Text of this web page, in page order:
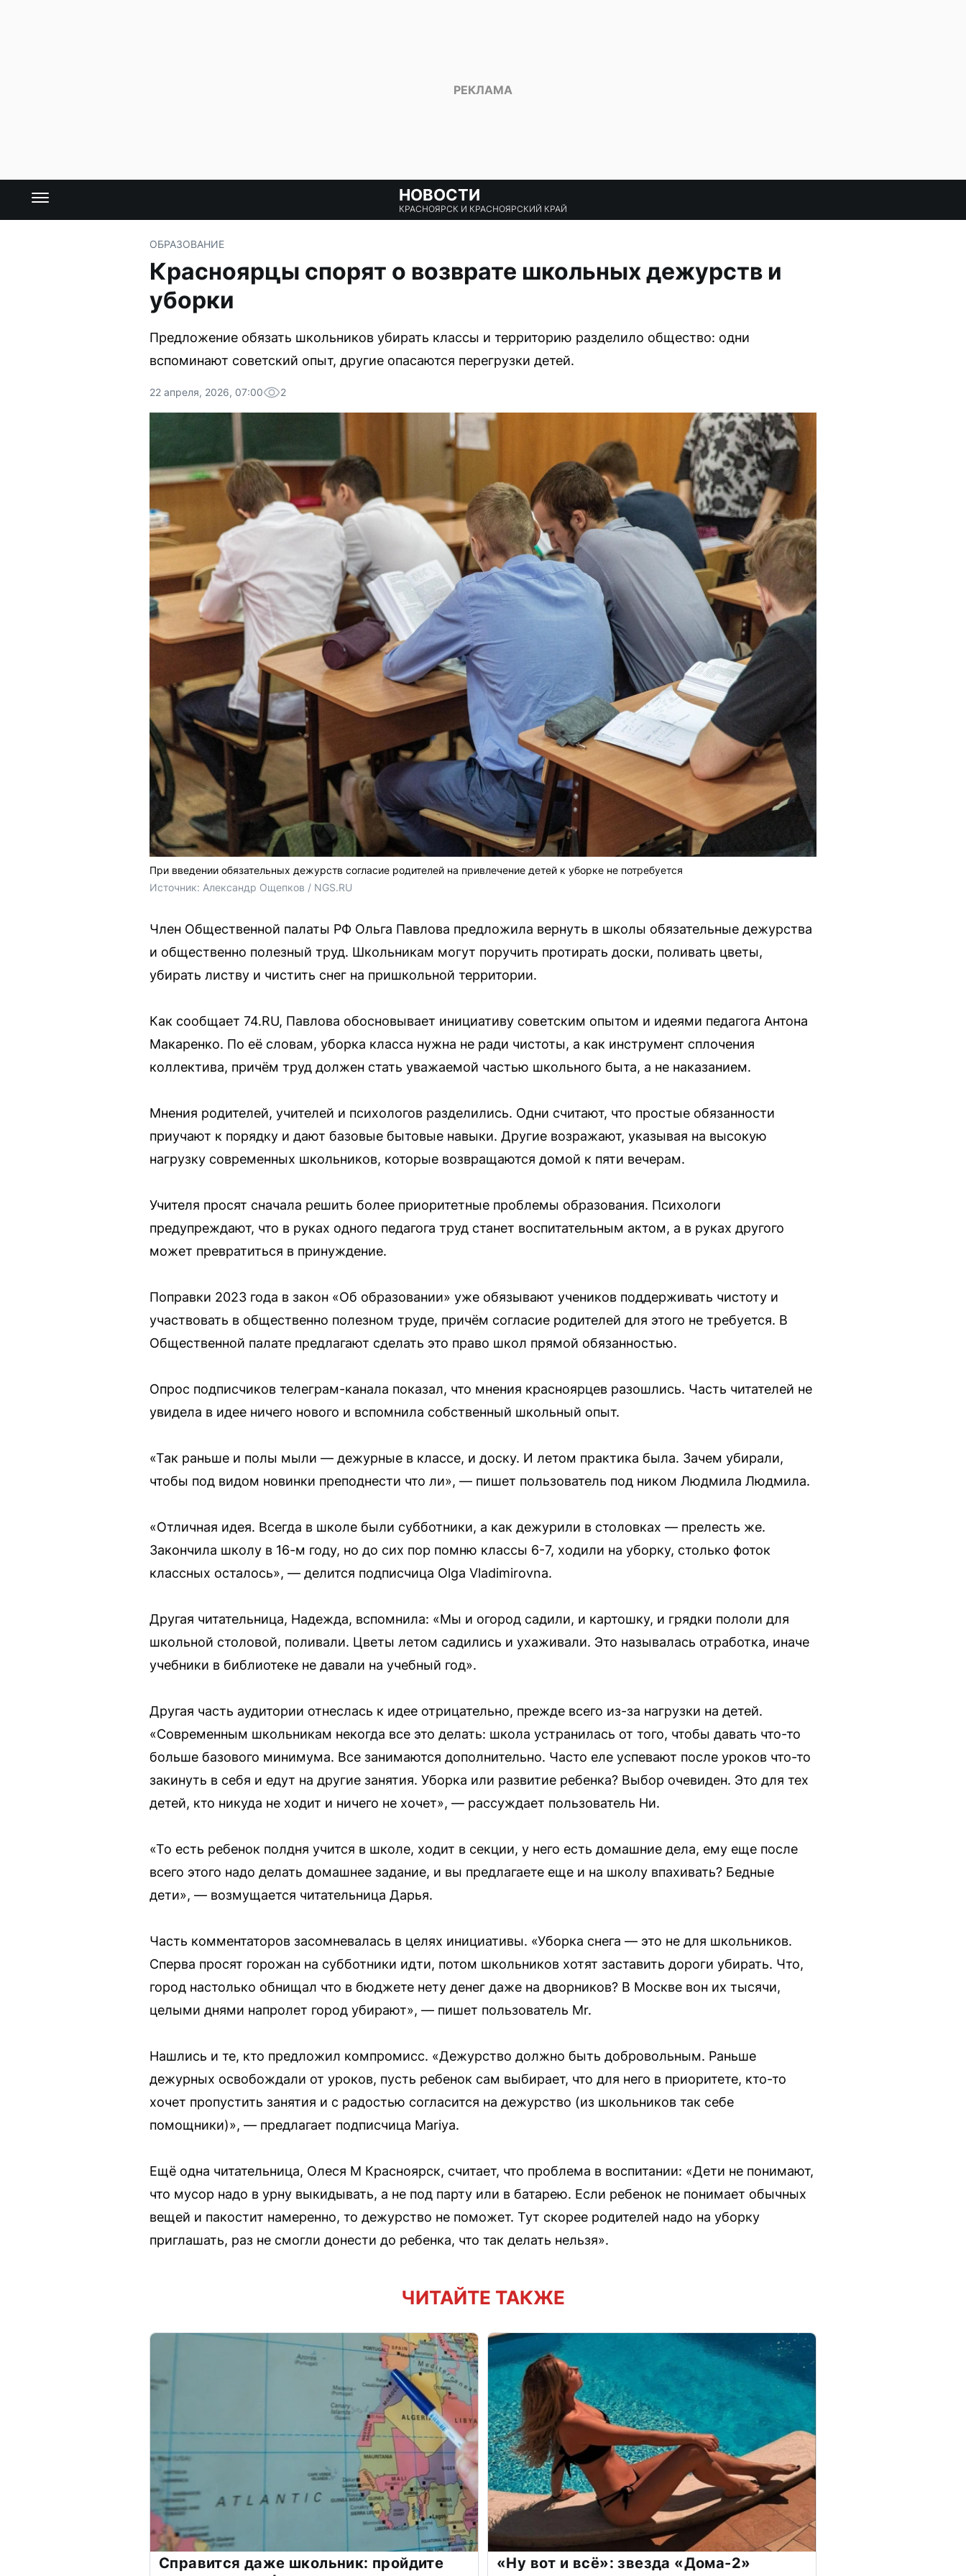
НОВОСТИ
КРАСНОЯРСК И КРАСНОЯРСКИЙ КРАЙ
ОБРАЗОВАНИЕ
Красноярцы спорят о возврате школьных дежурств и
уборки
Предложение обязать школьников убирать классы и территорию разделило общество: одни
вспоминают советский опыт, другие опасаются перегрузки детей.
22 апреля, 2026, 07:00 2
При введении обязательных дежурств согласие родителей на привлечение детей к уборке не потребуется
Источник: Александр Ощепков / NGS.RU
Член Общественной палаты РФ Ольга Павлова предложила вернуть в школы обязательные дежурства
и общественно полезный труд. Школьникам могут поручить протирать доски, поливать цветы,
убирать листву и чистить снег на пришкольной территории.
Как сообщает 74.RU, Павлова обосновывает инициативу советским опытом и идеями педагога Антона
Макаренко. По её словам, уборка класса нужна не ради чистоты, а как инструмент сплочения
коллектива, причём труд должен стать уважаемой частью школьного быта, а не наказанием.
Мнения родителей, учителей и психологов разделились. Одни считают, что простые обязанности
приучают к порядку и дают базовые бытовые навыки. Другие возражают, указывая на высокую
нагрузку современных школьников, которые возвращаются домой к пяти вечерам.
Учителя просят сначала решить более приоритетные проблемы образования. Психологи
предупреждают, что в руках одного педагога труд станет воспитательным актом, а в руках другого
может превратиться в принуждение.
Поправки 2023 года в закон «Об образовании» уже обязывают учеников поддерживать чистоту и
участвовать в общественно полезном труде, причём согласие родителей для этого не требуется. В
Общественной палате предлагают сделать это право школ прямой обязанностью.
Опрос подписчиков телеграм-канала показал, что мнения красноярцев разошлись. Часть читателей не
увидела в идее ничего нового и вспомнила собственный школьный опыт.
«Так раньше и полы мыли — дежурные в классе, и доску. И летом практика была. Зачем убирали,
чтобы под видом новинки преподнести что ли», — пишет пользователь под ником Людмила Людмила.
«Отличная идея. Всегда в школе были субботники, а как дежурили в столовках — прелесть же.
Закончила школу в 16-м году, но до сих пор помню классы 6-7, ходили на уборку, столько фоток
классных осталось», — делится подписчица Olga Vladimirovna.
Другая читательница, Надежда, вспомнила: «Мы и огород садили, и картошку, и грядки пололи для
школьной столовой, поливали. Цветы летом садились и ухаживали. Это называлась отработка, иначе
учебники в библиотеке не давали на учебный год».
Другая часть аудитории отнеслась к идее отрицательно, прежде всего из-за нагрузки на детей.
«Современным школьникам некогда все это делать: школа устранилась от того, чтобы давать что-то
больше базового минимума. Все занимаются дополнительно. Часто еле успевают после уроков что-то
закинуть в себя и едут на другие занятия. Уборка или развитие ребенка? Выбор очевиден. Это для тех
детей, кто никуда не ходит и ничего не хочет», — рассуждает пользователь Ни.
«То есть ребенок полдня учится в школе, ходит в секции, у него есть домашние дела, ему еще после
всего этого надо делать домашнее задание, и вы предлагаете еще и на школу впахивать? Бедные
дети», — возмущается читательница Дарья.
Часть комментаторов засомневалась в целях инициативы. «Уборка снега — это не для школьников.
Сперва просят горожан на субботники идти, потом школьников хотят заставить дороги убирать. Что,
город настолько обнищал что в бюджете нету денег даже на дворников? В Москве вон их тысячи,
целыми днями напролет город убирают», — пишет пользователь Mr.
Нашлись и те, кто предложил компромисс. «Дежурство должно быть добровольным. Раньше
дежурных освобождали от уроков, пусть ребенок сам выбирает, что для него в приоритете, кто-то
хочет пропустить занятия и с радостью согласится на дежурство (из школьников так себе
помощники)», — предлагает подписчица Mariya.
Ещё одна читательница, Олеся М Красноярск, считает, что проблема в воспитании: «Дети не понимают,
что мусор надо в урну выкидывать, а не под парту или в батарею. Если ребенок не понимает обычных
вещей и пакостит намеренно, то дежурство не поможет. Тут скорее родителей надо на уборку
приглашать, раз не смогли донести до ребенка, что так делать нельзя».
ЧИТАЙТЕ ТАКЖЕ
Справится даже школьник: пройдите
«Ну вот и всё»: звезда «Дома-2»